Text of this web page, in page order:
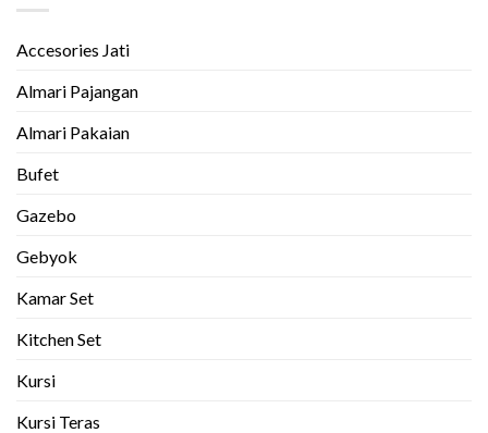
Accesories Jati
Almari Pajangan
Almari Pakaian
Bufet
Gazebo
Gebyok
Kamar Set
Kitchen Set
Kursi
Kursi Teras